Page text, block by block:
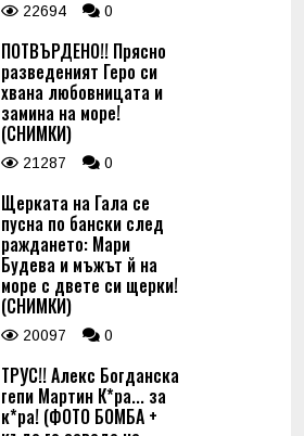
22694 0
ПОТВЪРДЕНО!! Прясно
разведеният Геро си
хвана любовницата и
замина на море!
(СНИМКИ)
21287 0
Щерката на Гала се
пусна по бански след
раждането: Мари
Будева и мъжът й на
море с двете си щерки!
(СНИМКИ)
20097 0
ТРУС!! Алекс Богданска
гепи Мартин К*ра... за
к*ра! (ФОТО БОМБА +